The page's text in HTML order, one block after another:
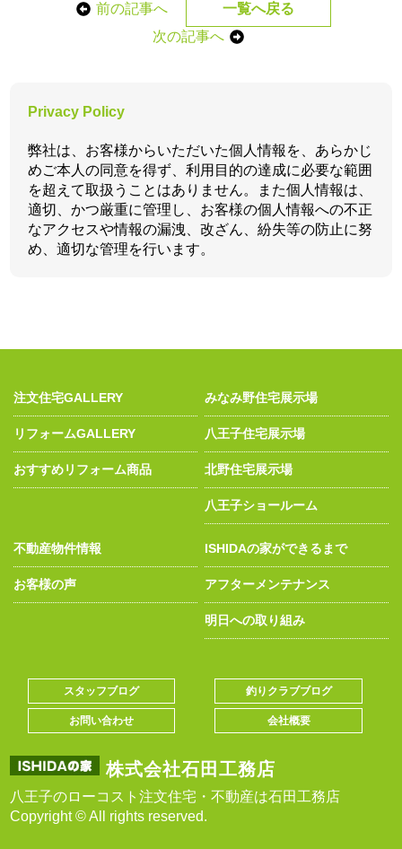
前の記事へ
一覧へ戻る
次の記事へ
Privacy Policy
弊社は、お客様からいただいた個人情報を、あらかじ
めご本人の同意を得ず、利用目的の達成に必要な範囲
を超えて取扱うことはありません。また個人情報は、
適切、かつ厳重に管理し、お客様の個人情報への不正
なアクセスや情報の漏洩、改ざん、紛失等の防止に努
め、適切な管理を行います。
注文住宅GALLERY
リフォームGALLERY
おすすめリフォーム商品
みなみ野住宅展示場
八王子住宅展示場
北野住宅展示場
八王子ショールーム
不動産物件情報
お客様の声
ISHIDAの家ができるまで
アフターメンテナンス
明日への取り組み
株式会社石田工務店
八王子のローコスト注文住宅・不動産は石田工務店
Copyright © All rights reserved.
スタッフブログ 釣りクラブブログ
お問い合わせ 会社概要